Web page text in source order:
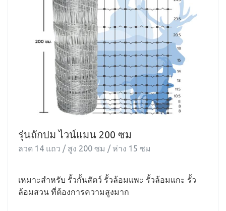
รุ่นถักปม ไวน์แมน 200 ซม
ลวด 14 แถว / สูง 200 ซม / ห่าง 15 ซม
เหมาะสำหรับ รั้วกั้นสัตว์ รั้วล้อมแพะ รั้วล้อมแกะ รั้ว
ล้อมสวน ที่ต้องการความสูงมาก